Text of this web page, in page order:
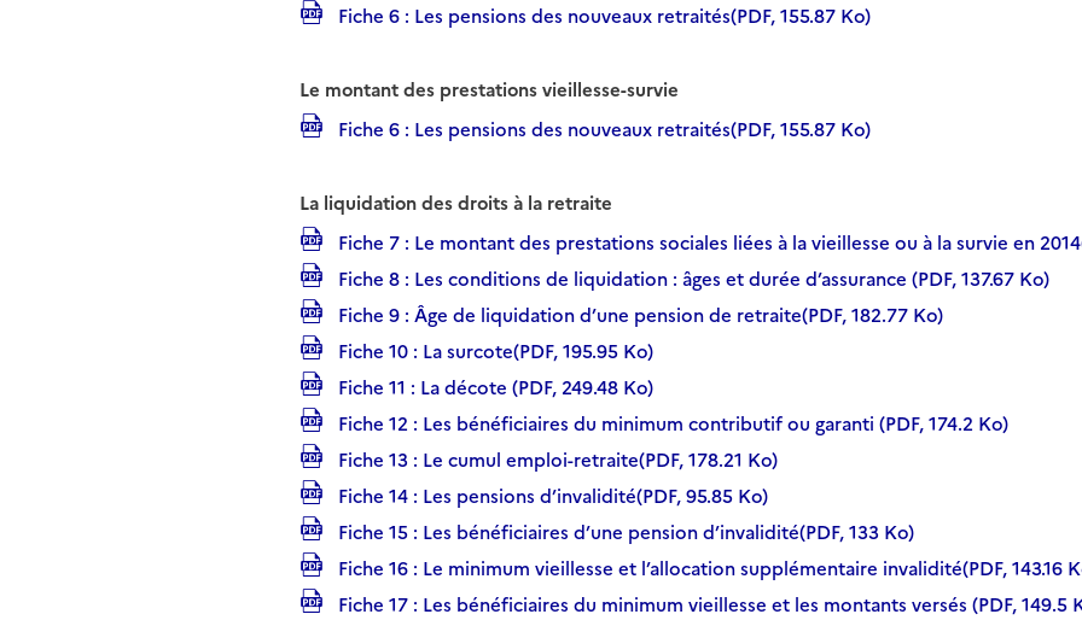
Fiche 6 : Les pensions des nouveaux retraités(PDF, 155.87 Ko)
Le montant des prestations vieillesse-survie
Fiche 6 : Les pensions des nouveaux retraités(PDF, 155.87 Ko)
La liquidation des droits à la retraite
Fiche 7 : Le montant des prestations sociales liées à la vieillesse ou à la survie en
Fiche 8 : Les conditions de liquidation : âges et durée d’assurance (PDF, 137.67 Ko)
Fiche 9 : Âge de liquidation d’une pension de retraite(PDF, 182.77 Ko)
Fiche 10 : La surcote(PDF, 195.95 Ko)
Fiche 11 : La décote (PDF, 249.48 Ko)
Fiche 12 : Les bénéficiaires du minimum contributif ou garanti (PDF, 174.2 Ko)
Fiche 13 : Le cumul emploi-retraite(PDF, 178.21 Ko)
Fiche 14 : Les pensions d’invalidité(PDF, 95.85 Ko)
Fiche 15 : Les bénéficiaires d’une pension d’invalidité(PDF, 133 Ko)
Fiche 16 : Le minimum vieillesse et l’allocation supplémentaire invalidité(PDF, 143.16
Fiche 17 : Les bénéficiaires du minimum vieillesse et les montants versés (PDF, 149.5